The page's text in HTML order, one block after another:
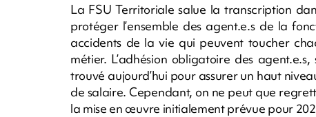
La FSU Territoriale salue la transcription
protéger l’ensemble des agent.e.s de la
accidents de la vie qui peuvent toucher
métier. L’adhésion obligatoire des
trouvé aujourd’hui pour assurer un haut
de salaire. Cependant, on ne peut que
la mise en œuvre initialement prévue pour